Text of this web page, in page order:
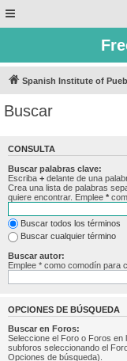
Spanish Institute of
Buscar
CONSULTA
Buscar palabras clave:
Escriba + delante de una
Crea una lista de palabras
quiere encontrar. Emplee *
Buscar todos los términos
Buscar cualquier término
Buscar autor:
Emplee * como comodín para
OPCIONES DE BÚSQUEDA
Buscar en Foros:
Seleccione el Foro o Foros en
subforos seleccionando el
Opciones de búsqueda).